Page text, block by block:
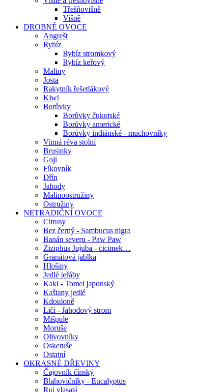
Třešňovišně
Višně
DROBNÉ OVOCE
Angrešt
Rybíz
Rybíz stromkový
Rybíz keřový
Maliny
Josta
Rakytník řešetlákový
Kiwi
Borůvky
Borůvky čukotské
Borůvky americké
Borůvky indiánské - muchovníky
Vinná réva stolní
Brusinky
Goji
Fíkovník
Dřín
Jahody
Malinoostružiny
Ostružiny
NETRADIČNÍ OVOCE
Citrusy
Bez černý - Sambucus nigra
Banán severu - Paw Paw
Ziziphus Jujuba - cicimek…
Granátová jablka
Hlošiny
Jedlé jeřáby
Kaki - Tomel japonský
Kaštany jedlé
Kdouloně
Liči - Jahodový strom
Mišpule
Moruše
Olivovníky
Oskeruše
Ostatní
OKRASNÉ DŘEVINY
Čajovník čínský
Blahovičníky - Eucalyptus
Ruj vlasatá